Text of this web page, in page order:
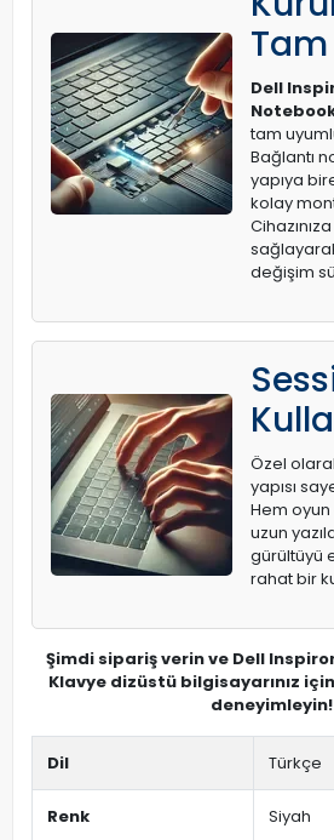
Dell
tam
Bağlantı
yapıya
kolay
değişim
Özel
yapısı
Hem
uzun
gürültüyü
rahat bir
Şimdi sipariş verin ve Dell
Klavye dizüstü bilgisayarınız
deneyimleyin!
Dil Türkçe
Renk Siyah